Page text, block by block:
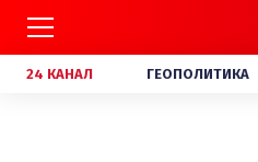
24 КАНАЛ ГЕОПОЛИТИКА